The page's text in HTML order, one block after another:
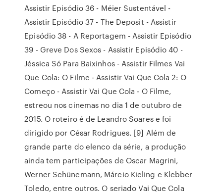
Assistir Episódio 36 - Méier Sustentável -
Assistir Episódio 37 - The Deposit - Assistir
Episódio 38 - A Reportagem - Assistir Episódio
39 - Greve Dos Sexos - Assistir Episódio 40 -
Jéssica Só Para Baixinhos - Assistir Filmes Vai
Que Cola: O Filme - Assistir Vai Que Cola 2: O
Começo - Assistir Vai Que Cola - O Filme,
estreou nos cinemas no dia 1 de outubro de
2015. O roteiro é de Leandro Soares e foi
dirigido por César Rodrigues. [9] Além de
grande parte do elenco da série, a produção
ainda tem participações de Oscar Magrini,
Werner Schünemann, Márcio Kieling e Klebber
Toledo, entre outros. O seriado Vai Que Cola